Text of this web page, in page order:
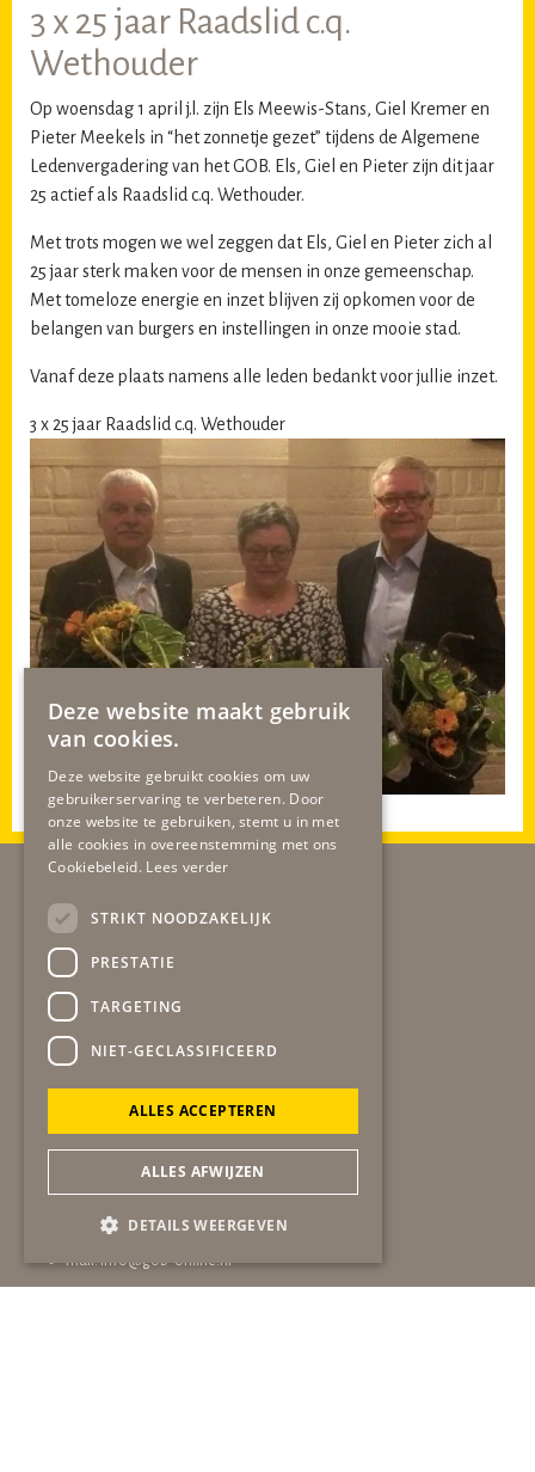
3 x 25 jaar Raadslid c.q.
Wethouder
Op woensdag 1 april j.l. zijn Els Meewis-Stans, Giel Kremer en
Pieter Meekels in “het zonnetje gezet” tijdens de Algemene
Ledenvergadering van het GOB. Els, Giel en Pieter zijn dit jaar
25 actief als Raadslid c.q. Wethouder.
Met trots mogen we wel zeggen dat Els, Giel en Pieter zich al
25 jaar sterk maken voor de mensen in onze gemeenschap.
Met tomeloze energie en inzet blijven zij opkomen voor de
belangen van burgers en instellingen in onze mooie stad.
Vanaf deze plaats namens alle leden bedankt voor jullie inzet.
3 x 25 jaar Raadslid c.q. Wethouder
Secretariaatgob
6137 EA SITTARD
06-51724483
Algemeen contact
06-51724483
mail:info@gob-online.nl
Deze website maakt gebruik
van cookies.
Deze website gebruikt cookies om uw
gebruikerservaring te verbeteren. Door
onze website te gebruiken, stemt u in met
alle cookies in overeenstemming met ons
Cookiebeleid. Lees verder
STRIKT NOODZAKELIJK
PRESTATIE
TARGETING
NIET-GECLASSIFICEERD
ALLES ACCEPTEREN
ALLES AFWIJZEN
DETAILS WEERGEVEN